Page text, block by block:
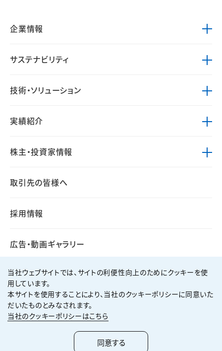
企業情報
サステナビリティ
技術・ソリューション
実績紹介
株主・投資家情報
取引先の皆様へ
採用情報
広告・動画ギャラリー
個人情報保護方針
サイト利用規約
サイトマップ
2026KUMAGAI GUMI CO.,LTD All Rights Reserved.
当社ウェブサイトでは、サイトの利便性向上のためにクッキーを使
用しています。
本サイトを使用することにより、当社のクッキーポリシーに同意いた
だいたものとみなされます。
当社のクッキーポリシーはこちら
同意する